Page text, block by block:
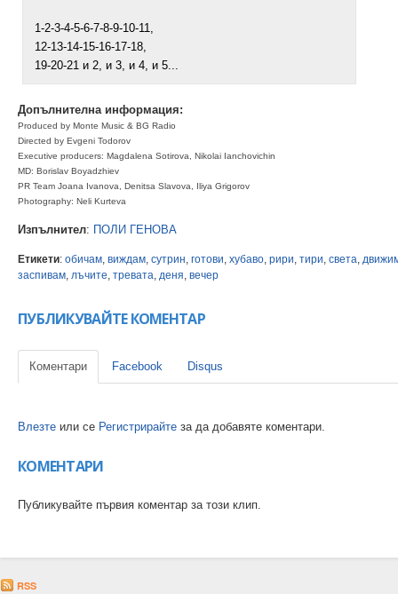
1-2-3-4-5-6-7-8-9-10-11,
12-13-14-15-16-17-18,
19-20-21 и 2, и 3, и 4, и 5...
Допълнителна информация:
Produced by Monte Music & BG Radio
Directed by Evgeni Todorov
Executive producers: Magdalena Sotirova, Nikolai Ianchovichin
MD: Borislav Boyadzhiev
PR Team Joana Ivanova, Denitsa Slavova, Iliya Grigorov
Photography: Neli Kurteva
Изпълнител: ПОЛИ ГЕНОВА
Етикети: обичам виждам сутрин готови хубаво рири тири света
заспивам лъчите тревата деня вечер
ПУБЛИКУВАЙТЕ КОМЕНТАР
Коментари Facebook Disqus
Влезте или се Регистрирайте за да добавяте коментари.
КОМЕНТАРИ
Публикувайте първия коментар за този клип.
RSS